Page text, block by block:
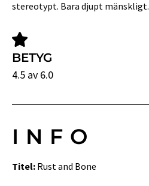
BETYG
4.5 av 6.0
INFO
Titel: Rust and Bone
stereotypt. Bara djupt mänskligt.